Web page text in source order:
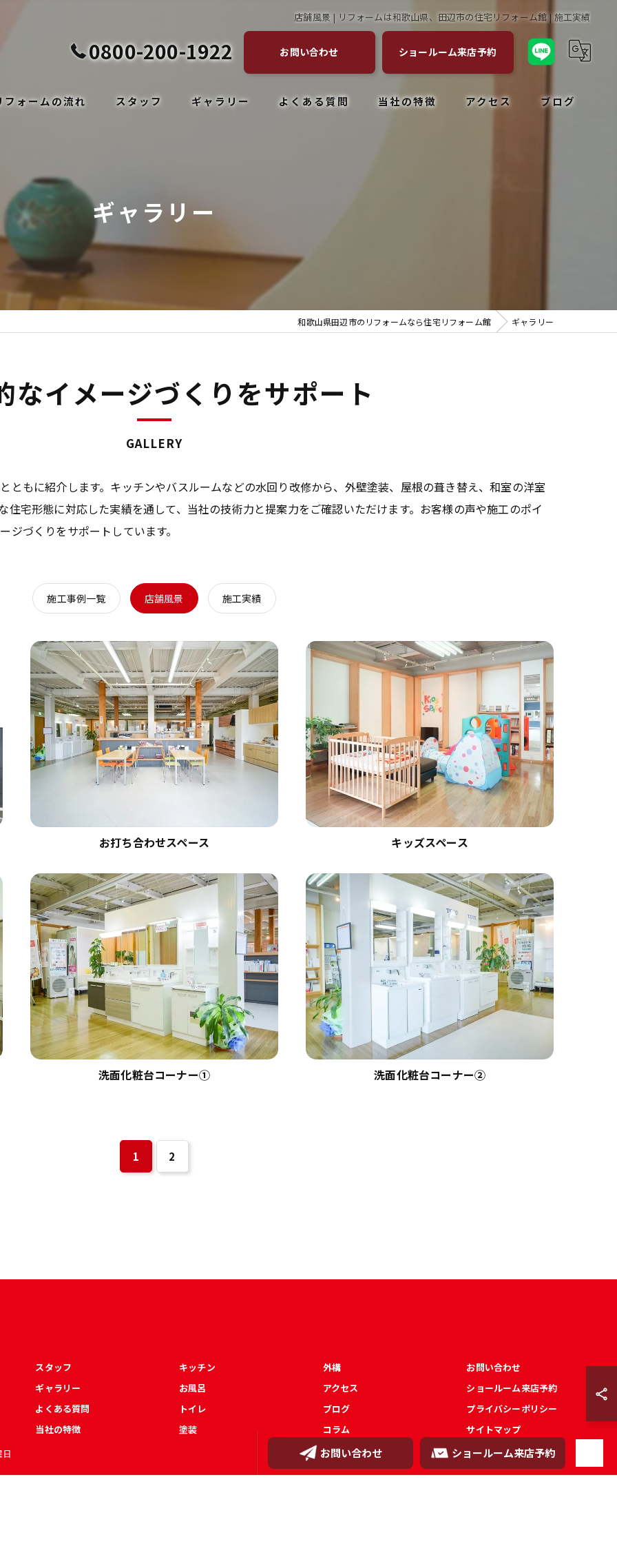
店舗風景 | リフォームは和歌山県、田辺市の住宅リフォーム館 | 施工実績
0800-200-1922 お問い合わせ ショールーム来店予約
フォームの流れ スタッフ ギャラリー よくある質問 当社の特徴 アクセス ブログ
ギャラリー
和歌山県田辺市のリフォームなら住宅リフォーム館 ギャラリー
なイメージづくりをサポート
GALLERY
ともに紹介します。キッチンやバスルームなどの水回り改修から、外壁塗装、屋根の葺き替え、和室の洋室
住宅形態に対応した実績を通して、当社の技術力と提案力をご確認いただけます。お客様の声や施工のポイ
づくりをサポートしています。
施工事例一覧 店舗風景 施工実績
お打ち合わせスペース キッズスペース
洗面化粧台コーナー① 洗面化粧台コーナー②
1 2
お問い合わせ ショールーム来店予約
スタッフ
ギャラリー
よくある質問
当社の特徴
キッチン
お風呂
トイレ
塗装
外構
アクセス
ブログ
コラム
お問い合わせ
ショールーム来店予約
プライバシーポリシー
サイトマップ
2026 和歌山県田辺市のリフォームなら住宅リフォーム館 ALL RIGHTS RESERVED.
お問い合わせ・ご相談はこちら